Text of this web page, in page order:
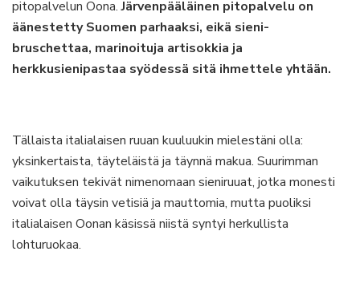
pitopalvelun Oona.Järvenpääläinen pitopalvelu on
äänestetty Suomen parhaaksi, eikä sieni-
bruschettaa, marinoituja artisokkia ja
herkkusienipastaa syödessä sitä ihmettele yhtään.
Tällaista italialaisen ruuan kuuluukin mielestäni olla:
yksinkertaista, täyteläistä ja täynnä makua. Suurimman
vaikutuksen tekivät nimenomaan sieniruuat, jotka monesti
voivat olla täysin vetisiä ja mauttomia, mutta puoliksi
italialaisen Oonan käsissä niistä syntyi herkullista
lohturuokaa.